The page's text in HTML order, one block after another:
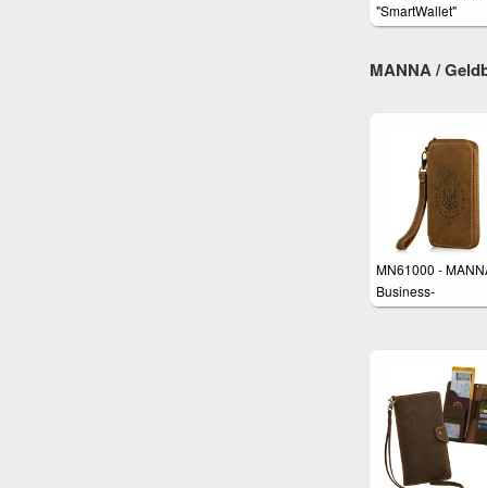
"SmartWallet"
Handgelenktasche
MANNA /
MN61000 -
Business-